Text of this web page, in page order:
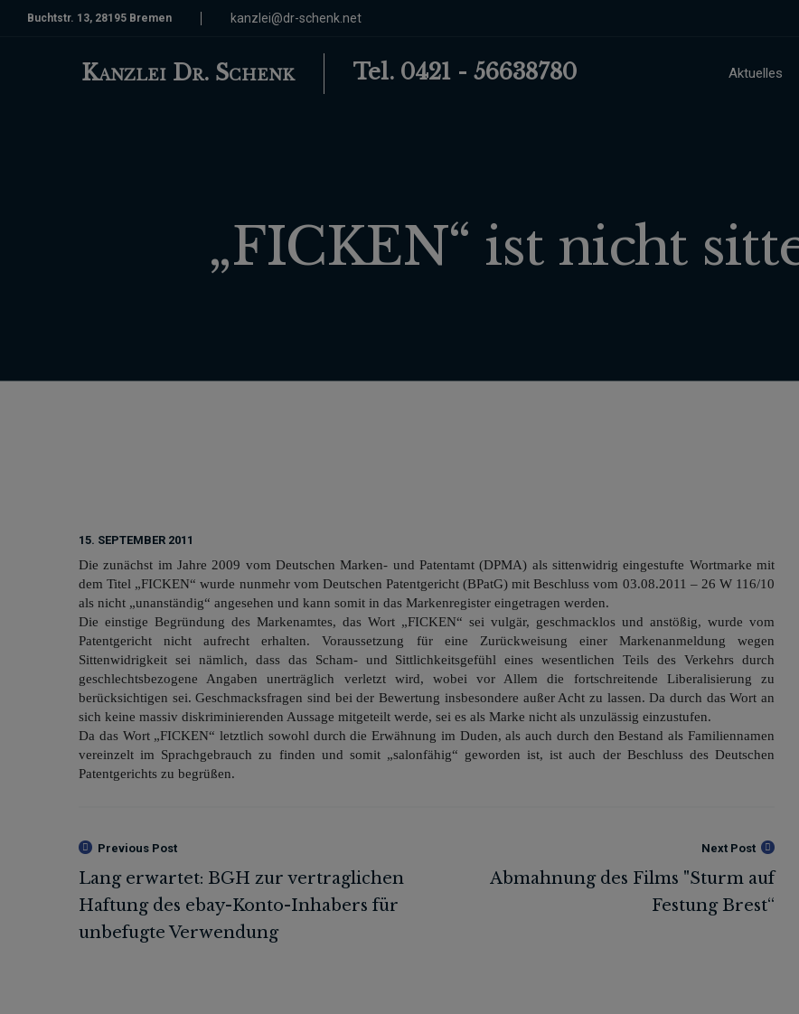
Buchtstr. 13, 28195 Bremen kanzlei@dr-schenk.net
Kanzlei Dr. Schenk Tel. 0421 - 56638780 Aktuelles
„FICKEN“ ist nicht
15. SEPTEMBER 2011
Die zunächst im Jahre 2009 vom Deutschen Marken- und Patentamt (DPMA) als sittenwidrig eingestufte Wortmarke mit
dem Titel „FICKEN“ wurde nunmehr vom Deutschen Patentgericht (BPatG) mit Beschluss vom 03.08.2011 – 26 W 116/10
als nicht „unanständig“ angesehen und kann somit in das Markenregister eingetragen werden.
Die einstige Begründung des Markenamtes, das Wort „FICKEN“ sei vulgär, geschmacklos und anstößig, wurde vom
Patentgericht nicht aufrecht erhalten. Voraussetzung für eine Zurückweisung einer Markenanmeldung wegen
Sittenwidrigkeit sei nämlich, dass das Scham- und Sittlichkeitsgefühl eines wesentlichen Teils des Verkehrs durch
geschlechtsbezogene Angaben unerträglich verletzt wird, wobei vor Allem die fortschreitende Liberalisierung zu
berücksichtigen sei. Geschmacksfragen sind bei der Bewertung insbesondere außer Acht zu lassen. Da durch das Wort an
sich keine massiv diskriminierenden Aussage mitgeteilt werde, sei es als Marke nicht als unzulässig einzustufen.
Da das Wort „FICKEN“ letztlich sowohl durch die Erwähnung im Duden, als auch durch den Bestand als Familiennamen
vereinzelt im Sprachgebrauch zu finden und somit „salonfähig“ geworden ist, ist auch der Beschluss des Deutschen
Patentgerichts zu begrüßen.
Previous Post Next Post